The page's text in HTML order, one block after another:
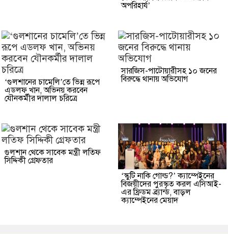
অপরিহার্য’
‘গুলশানের চামেলি’তে ভিন্ন রূপে
এডলফ খান, অভিনয় করবেন
যৌনকর্মীর দালাল চরিত্রে
সারজিস-পাটোয়ারীসহ ১০ জনের
বিরুদ্ধে থানায় অভিযোগ
গুলশান থেকে সাবেক মন্ত্রী লতিফ
সিদ্দিকী গ্রেফতার
‘স্কুটি নাকি গোল্ড?’ ক্যাম্পেইনের
বিজয়ীদের পুরস্কৃত করল এসিআই-
এর ফ্রিডম ব্র্যান্ড, বাড়ল
ক্যাম্পেইনের মেয়াদ